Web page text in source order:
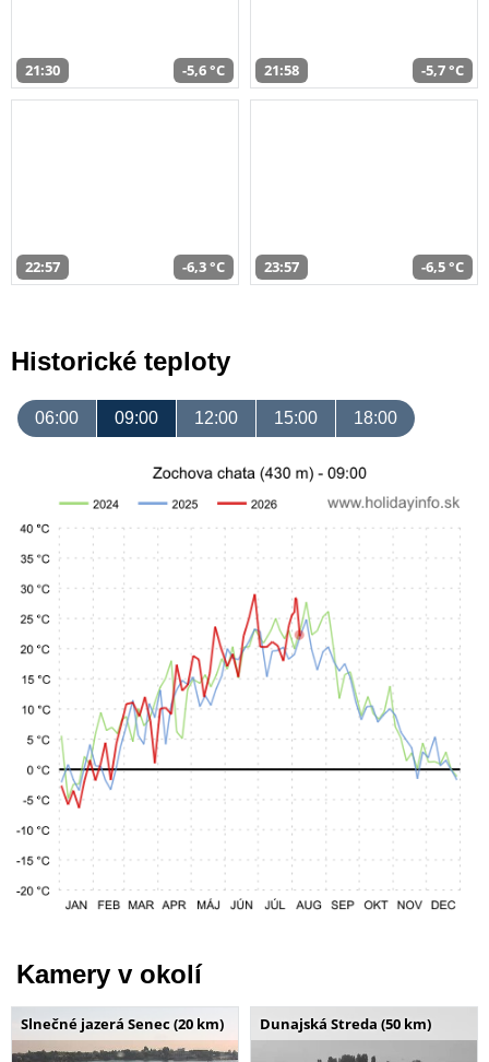
21:30 -5,6 °C 21:58 -5,7 °C
22:57 -6,3 °C 23:57 -6,5 °C
Historické teploty
06:00 09:00 12:00 15:00 18:00
Kamery v okolí
Slnečné jazerá Senec (20 km) Dunajská Streda (50 km)